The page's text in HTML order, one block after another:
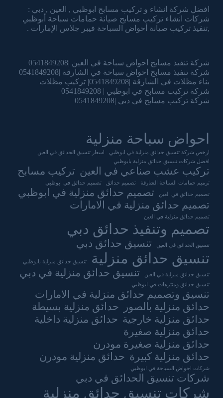
افضل شركة انشاء و تركيب مسابح ابوظبي , العين , دبي :
شركات انشاء تركيب مسابح صيانة حمامات سباحة أبوظبي
,تنفيذ تركيب صيانة أحواض السباحة فيبر جلاس الإمارات .
شركة تنفيذ مسابح احواض سباحة في العين |0541849208
شركة تنفيذ مسابح احواض سباحة في الشارقة |0541849208
بناء مظلات في الشارقة |0541849208| تركيب مظلات
شركة تركيب مسابح في ابوظبي | 0541849208
شركة تركيب مسابح في دبي |0541849208
احواض سباحة منزلية
ارخص شركة تنسيق حدائق منزلية في ابوظبي
اسعار تنسيق الحدائق في العين
افضل شركات تنسيق حدائق منزلية بابوظبي
تركيب عشب صناعي في العين تركيب مسابح
ترميم حمامات السباحة الشارقة تصميم حدائق تصميم حدائق في ابوظبي
تصميم حدائق في العين
تصميم حدائق منزلية في ابوظبي
تصميم حدائق منزلية في الامارات
تصميم حدائق منزلية في العين
تصميم وتنفيذ حدائق دبي
تنسيق الحدائق في العين تنسيق حدائق دبي
تنسيق حدائق منزلية تنسيق حدائق منزلية بابوظبي
تنسيق حدائق منزلية في العين تنسيق حدائق منزلية في دبي
تنسيق حدائق ومنتزهات في ابوظبي
تنسيق وتصميم حدائق منزلية في الامارات
حدائق منزلية بالصور
حدائق منزلية بسيطة
حدائق منزلية خارجية حدائق منزلية داخلية
حدائق منزلية صغيرة
حدائق منزلية صغيرة مودرن
حدائق منزلية كبيرة حدائق منزلية مودرن
شركات احواض السباحة في ابوظبي
شركات تنسيق الحدائق في دبي
شركات تنسيق حدائق منزلية